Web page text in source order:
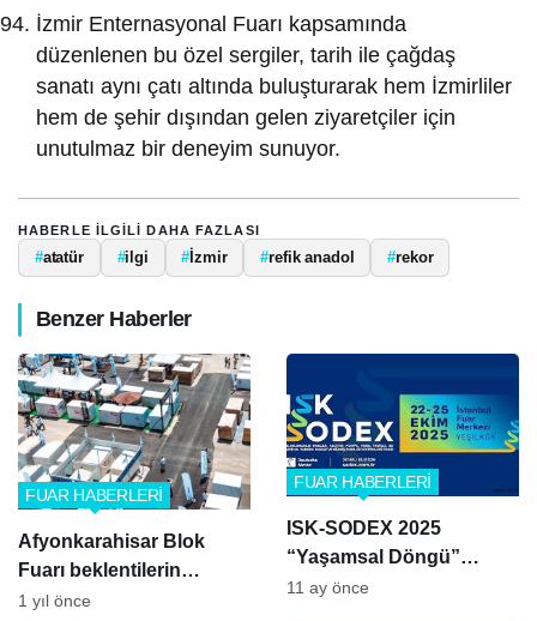
İzmir Enternasyonal Fuarı kapsamında
düzenlenen bu özel sergiler, tarih ile çağdaş
sanatı aynı çatı altında buluşturarak hem İzmirliler
hem de şehir dışından gelen ziyaretçiler için
unutulmaz bir deneyim sunuyor.
HABERLE ILGILI DAHA FAZLASI
#atatür #ilgi # İzmir #refik anadol #rekor
Benzer Haberler
Afyonkarahisar Blok
Fuarı beklentilerin
ötesine taşındı
FUAR HABERLERİ
1 yıl önce
ISK-SODEX 2025
“Yaşamsal Döngü”
Temasıyla İstanbul’da
FUAR HABERLERİ
11 ay önce